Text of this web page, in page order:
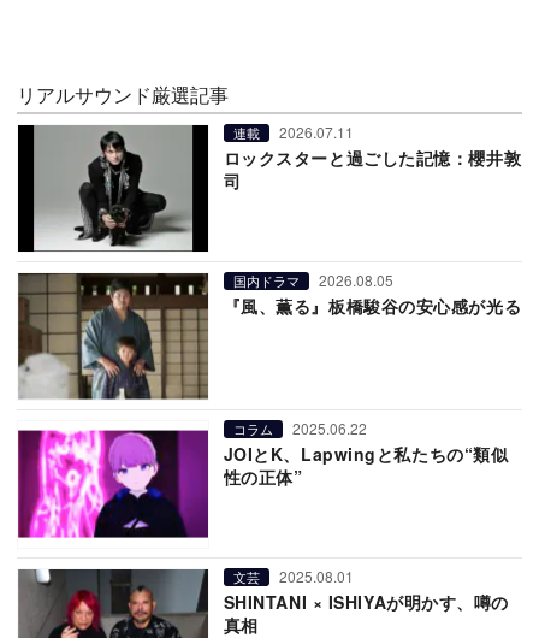
リアルサウンド厳選記事
連載 2026.07.11
ロックスターと過ごした記憶：櫻井敦
司
国内ドラマ 2026.08.05
『風、薫る』板橋駿谷の安心感が光る
コラム 2025.06.22
JOIとK、Lapwingと私たちの“類似
性の正体”
文芸 2025.08.01
SHINTANI × ISHIYAが明かす、噂の
真相